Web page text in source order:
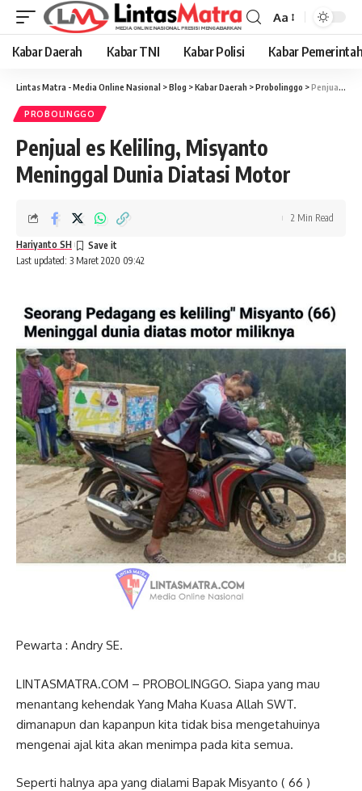
Font
Resizer
Aa
Kabar Daerah Kabar TNI Kabar Polisi Kabar
Lintas Matra - Media Online Nasional >Blog >Kabar Daerah >Probolinggo >Penjual es Keliling, Misyanto Meninggal Dunia Diatasi Motor
PROBOLINGGO
Penjual es Keliling, Misyanto
Meninggal Dunia Diatasi Motor
Last updated: 3 Maret 2020 09:42
Hariyanto SH
2 Min Read
Pewarta : Andry SE.
LINTASMATRA.COM – PROBOLINGGO. Siapa yang mau
menantang kehendak Yang Maha Kuasa Allah SWT.
dimanapun dan kapanpun kita tidak bisa mengetahuinya
mengenai ajal kita akan menimpa pada kita semua.
Seperti halnya apa yang dialami Bapak Misyanto ( 66 )